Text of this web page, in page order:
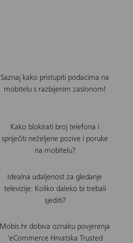
Saznaj kako pristupiti podacima na
mobitelu s razbijenim zaslonom!
Kako blokirati broj telefona i
spriječiti neželjene pozive i poruke
na mobitelu?
Idealna udaljenost za gledanje
televizije: Koliko daleko bi trebali
sjediti?
Mobis.hr dobiva oznaku povjerenja
'eCommerce Hrvatska Trusted